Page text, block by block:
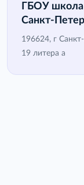
ГБОУ
Санкт-
196624, г
19 литера а